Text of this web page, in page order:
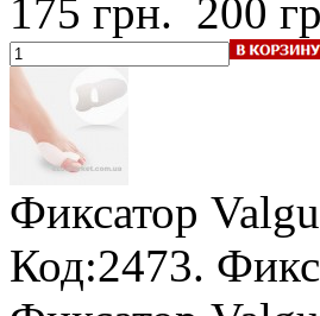
175 грн. 200
Фиксатор
Код:2473.